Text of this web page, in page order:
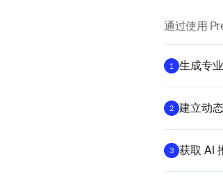
通过使用
1 生成专
2 建立动
3 获取 AI